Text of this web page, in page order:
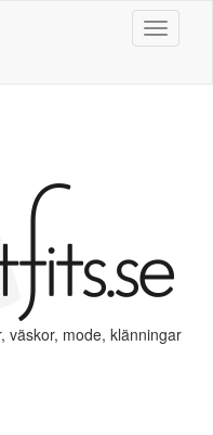
Slå på/
väskor, mode, klänningar